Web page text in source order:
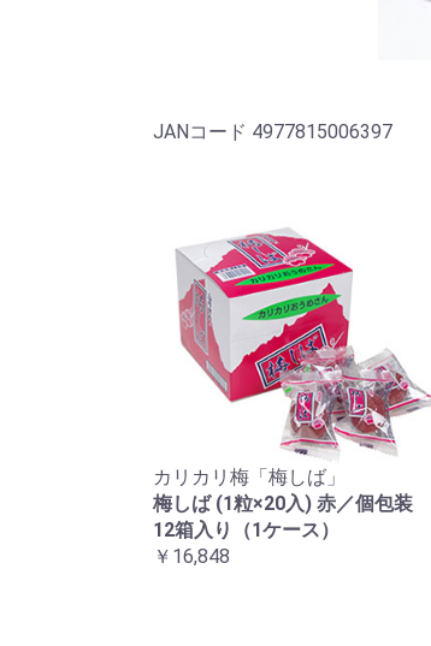
JANコード 4977815006397
カリカリ梅「梅しば」
梅しば (1粒×20入) 赤／個包装
12箱入り（1ケース）
￥16,848